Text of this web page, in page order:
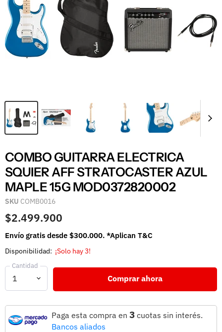
COMBO GUITARRA ELECTRICA
SQUIER AFF STRATOCASTER AZUL
MAPLE 15G MOD0372820002
SKU COMB0016
$2.499.900
Envío gratis desde $300.000. *Aplican T&C
Disponibilidad: ¡Solo hay 3!
Cantidad
Comprar ahora
Paga esta compra en 3 cuotas sin interés.
Bancos aliados